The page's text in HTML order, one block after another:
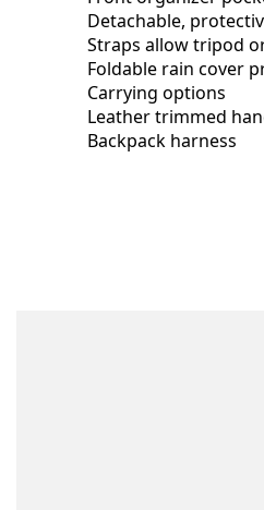
Detachable,
Straps allow tripod
Foldable rain cover
Carrying options
Leather trimmed
Backpack harness